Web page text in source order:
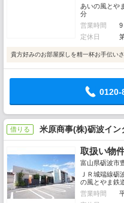
あいの風とや
分
営業時間
9
定休日
貴方好みのお部屋探しを精一杯お手伝い
0120-
借りる 米原商事(株)砺波イン
取扱い物
富山県砺波市
ＪＲ城端線
の風とやま鉄
営業時間